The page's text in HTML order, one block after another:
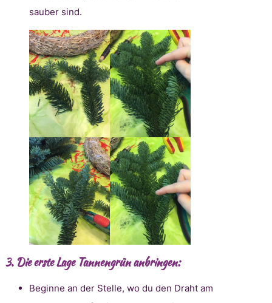
sauber sind.
3. Die erste Lage Tannengrün anbringen:
Beginne an der Stelle, wo du den Draht am